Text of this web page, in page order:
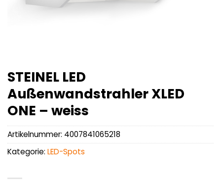
STEINEL LED
Außenwandstrahler XLED
ONE – weiss
Artikelnummer: 4007841065218
Kategorie: LED-Spots